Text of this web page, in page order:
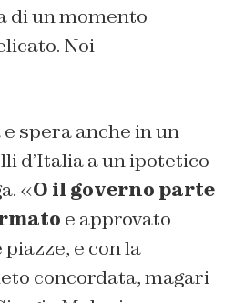
di un momento
Noi
spera anche in un
d’Italia a un ipotetico
«O il governo parte
e approvato
e con la
concordata, magari